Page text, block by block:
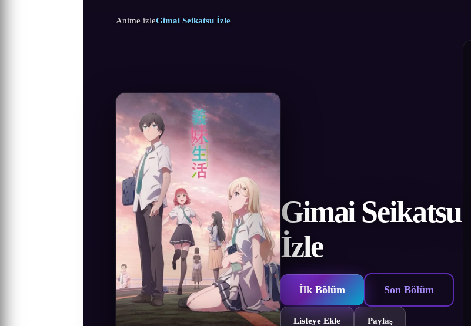
Anime izleGimai Seikatsu İzle
Gimai Seikatsu
İzle
İlk Bölüm Son Bölüm
Listeye Ekle Paylaş